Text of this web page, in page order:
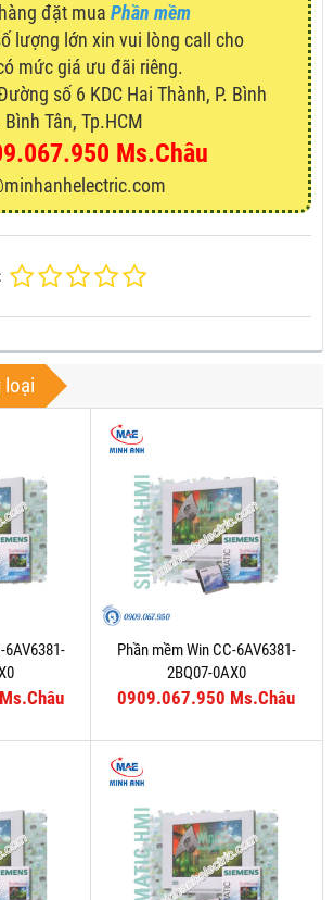
đặt mua Phần mềm
lượng lớn xin vui lòng call cho
mức giá ưu đãi riêng.
số 6 KDC Hai Thành, P. Bình
Tân, Tp.HCM
Ms.Châu
loại
6AV6381-
Phần mềm Win CC-6AV6381-
2BQ07-0AX0
0909.067.950 Ms.Châu